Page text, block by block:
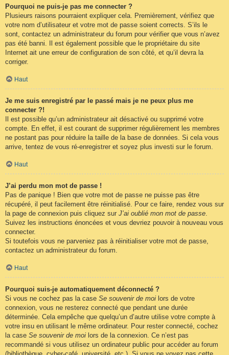
Pourquoi ne puis-je pas me connecter ?
Plusieurs raisons pourraient expliquer cela. Premièrement, vérifiez que
votre nom d’utilisateur et votre mot de passe soient corrects. S’ils le
sont, contactez un administrateur du forum pour vérifier que vous n’avez
pas été banni. Il est également possible que le propriétaire du site
Internet ait une erreur de configuration de son côté, et qu’il devra la
corriger.
Haut
Je me suis enregistré par le passé mais je ne peux plus me
connecter ?!
Il est possible qu’un administrateur ait désactivé ou supprimé votre
compte. En effet, il est courant de supprimer régulièrement les membres
ne postant pas pour réduire la taille de la base de données. Si cela vous
arrive, tentez de vous ré-enregistrer et soyez plus investi sur le forum.
Haut
J’ai perdu mon mot de passe !
Pas de panique ! Bien que votre mot de passe ne puisse pas être
récupéré, il peut facilement être réinitialisé. Pour ce faire, rendez vous sur
la page de connexion puis cliquez sur J’ai oublié mon mot de passe.
Suivez les instructions énoncées et vous devriez pouvoir à nouveau vous
connecter.
Si toutefois vous ne parveniez pas à réinitialiser votre mot de passe,
contactez un administrateur du forum.
Haut
Pourquoi suis-je automatiquement déconnecté ?
Si vous ne cochez pas la case Se souvenir de moi lors de votre
connexion, vous ne resterez connecté que pendant une durée
déterminée. Cela empêche que quelqu’un d’autre utilise votre compte à
votre insu en utilisant le même ordinateur. Pour rester connecté, cochez
la case Se souvenir de moi lors de la connexion. Ce n’est pas
recommandé si vous utilisez un ordinateur public pour accéder au forum